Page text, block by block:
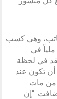
وهي كسب
ملياً في
في لحظة
تكون عند
من مات
“إن